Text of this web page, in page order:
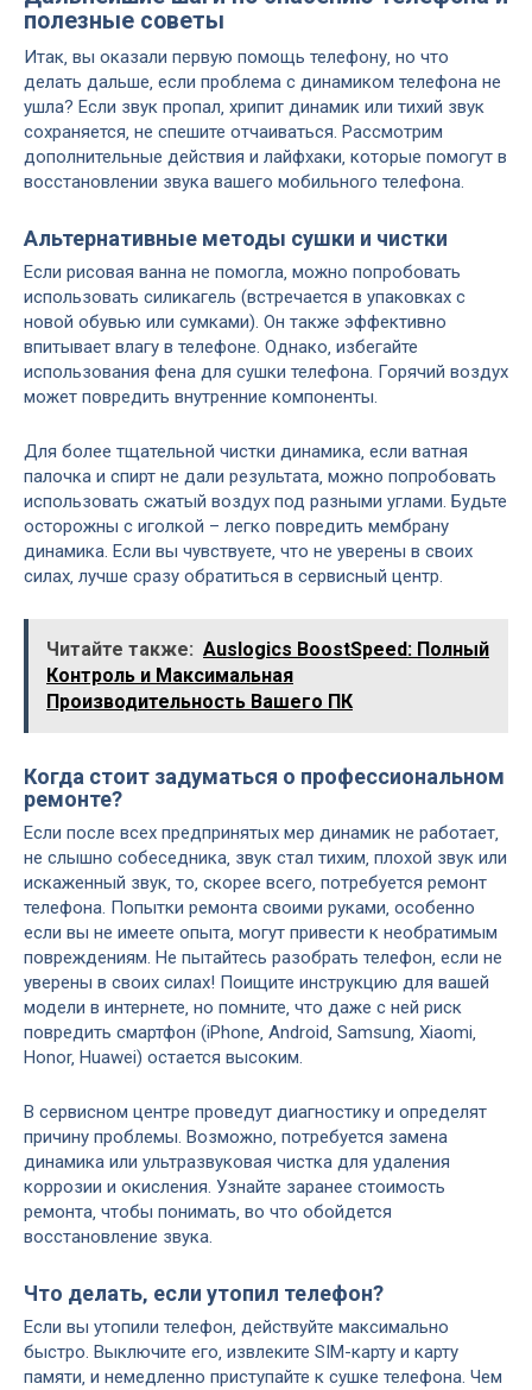
полезные советы
Итак‚ вы оказали первую помощь телефону‚ но что
делать дальше‚ если проблема с динамиком телефона не
ушла? Если звук пропал‚ хрипит динамик или тихий звук
сохраняется‚ не спешите отчаиваться. Рассмотрим
дополнительные действия и лайфхаки‚ которые помогут в
восстановлении звука вашего мобильного телефона.
Альтернативные методы сушки и чистки
Если рисовая ванна не помогла‚ можно попробовать
использовать силикагель (встречается в упаковках с
новой обувью или сумками). Он также эффективно
впитывает влагу в телефоне. Однако‚ избегайте
использования фена для сушки телефона. Горячий воздух
может повредить внутренние компоненты.
Для более тщательной чистки динамика‚ если ватная
палочка и спирт не дали результата‚ можно попробовать
использовать сжатый воздух под разными углами. Будьте
осторожны с иголкой – легко повредить мембрану
динамика. Если вы чувствуете‚ что не уверены в своих
силах‚ лучше сразу обратиться в сервисный центр.
Читайте также: Auslogics BoostSpeed: Полный
Контроль и Максимальная
Производительность Вашего ПК
Когда стоит задуматься о профессиональном
ремонте?
Если после всех предпринятых мер динамик не работает‚
не слышно собеседника‚ звук стал тихим‚ плохой звук или
искаженный звук‚ то‚ скорее всего‚ потребуется ремонт
телефона. Попытки ремонта своими руками‚ особенно
если вы не имеете опыта‚ могут привести к необратимым
повреждениям. Не пытайтесь разобрать телефон‚ если не
уверены в своих силах! Поищите инструкцию для вашей
модели в интернете‚ но помните‚ что даже с ней риск
повредить смартфон (iPhone‚ Android‚ Samsung‚ Xiaomi‚
Honor‚ Huawei) остается высоким.
В сервисном центре проведут диагностику и определят
причину проблемы. Возможно‚ потребуется замена
динамика или ультразвуковая чистка для удаления
коррозии и окисления. Узнайте заранее стоимость
ремонта‚ чтобы понимать‚ во что обойдется
восстановление звука.
Что делать‚ если утопил телефон?
Если вы утопили телефон‚ действуйте максимально
быстро. Выключите его‚ извлеките SIM-карту и карту
памяти‚ и немедленно приступайте к сушке телефона. Чем